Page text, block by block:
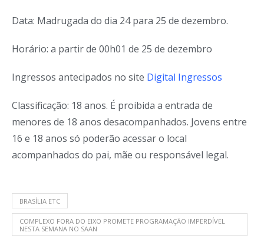
Data: Madrugada do dia 24 para 25 de dezembro.
Horário: a partir de 00h01 de 25 de dezembro
Ingressos antecipados no site Digital Ingressos
Classificação: 18 anos. É proibida a entrada de
menores de 18 anos desacompanhados. Jovens entre
16 e 18 anos só poderão acessar o local
acompanhados do pai, mãe ou responsável legal.
BRASÍLIA ETC
COMPLEXO FORA DO EIXO PROMETE PROGRAMAÇÃO IMPERDÍVEL
NESTA SEMANA NO SAAN